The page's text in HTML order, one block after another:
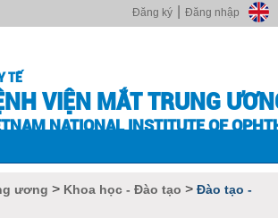
Đăng nhập
Đăng ký
TẾ
VIỆN MẮT TRUNG
NATIONAL INSTITUTE OF
ương > Khoa học - Đào tạo > Đào tạo -